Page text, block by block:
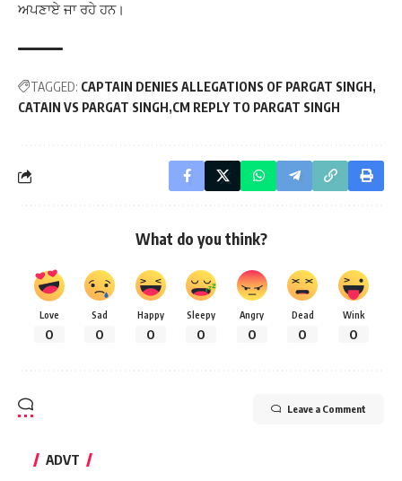
ਅਪਣਾਏ ਜਾ ਰਹੇ ਹਨ।
TAGGED: CAPTAIN DENIES ALLEGATIONS OF PARGAT SINGH
CATAIN VS PARGAT SINGH CM REPLY TO PARGAT SINGH
What do you think?
Love
0
Sad
0
Happy
0
Sleepy
0
Angry
0
Dead
0
Wink
0
Leave a Comment
ADVT